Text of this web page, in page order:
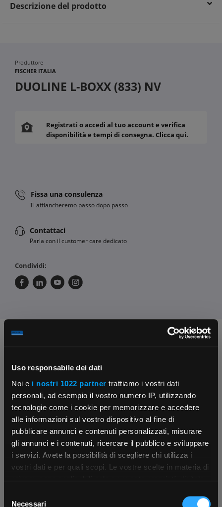
Uso responsabile dei dati
Noi e i nostri 1022 partner trattiamo i vostri dati
personali, ad esempio il vostro numero IP, utilizzando
tecnologie come i cookie per memorizzare e accedere
alle informazioni sul vostro dispositivo al fine di
pubblicare annunci e contenuti personalizzati, misurare
gli annunci e i contenuti, ricercare il pubblico e sviluppare
i servizi. Avete la possibilità di scegliere chi utilizza i
vostri dati e per quali scopi. Le vostre scelte in materia di
modificare o revocare il proprio consenso in qualsiasi
Necessari
×
Descrizione del prodotto
Produttore
FISCHER ITALIA
DUOLINE L-BOXX (833) NV
Registrati o accedi al tuo account e verifica
disponibilità e tempi di consegna. Clicca qui.
Fissa una consulenza
Ti affiancheremo passo dopo passo
Contattaci
Parla con il customer care dedicato
Condividi:
Contattaci Fissa una consulenza
Ti affiancheremo passo dopo passo